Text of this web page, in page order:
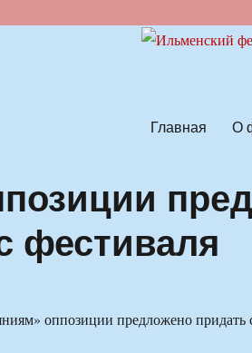
Главная О
фестиваля